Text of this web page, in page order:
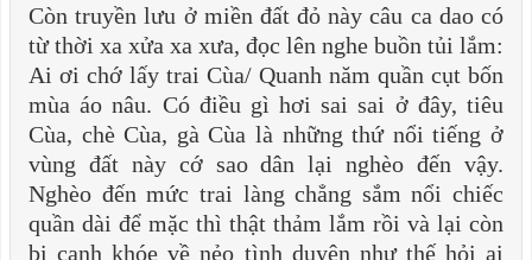
Còn truyền lưu ở miền đất đỏ này câu ca dao có
từ thời xa xửa xa xưa, đọc lên nghe buồn tủi lắm:
Ai ơi chớ lấy trai Cùa/ Quanh năm quần cụt bốn
mùa áo nâu. Có điều gì hơi sai sai ở đây, tiêu
Cùa, chè Cùa, gà Cùa là những thứ nổi tiếng ở
vùng đất này cớ sao dân lại nghèo đến vậy.
Nghèo đến mức trai làng chẳng sắm nổi chiếc
quần dài để mặc thì thật thảm lắm rồi và lại còn
bị cạnh khóe về nẻo tình duyên như thế hỏi ai